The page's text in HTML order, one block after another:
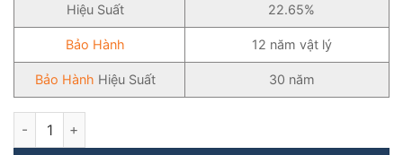
Hiệu Suất 22.65%
Bảo Hành 12 năm vật lý
Bảo Hành Hiệu Suất 30 năm
Tấm Pin NLMT Jinko Solar 580WP 1 Mặt Kính [Giá Sỉ] số lượng